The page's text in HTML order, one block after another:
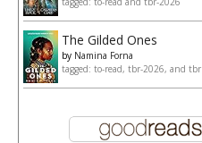
The Gilded Ones
by Namina Forna
tagged: to-read, tbr-2026, and tbr